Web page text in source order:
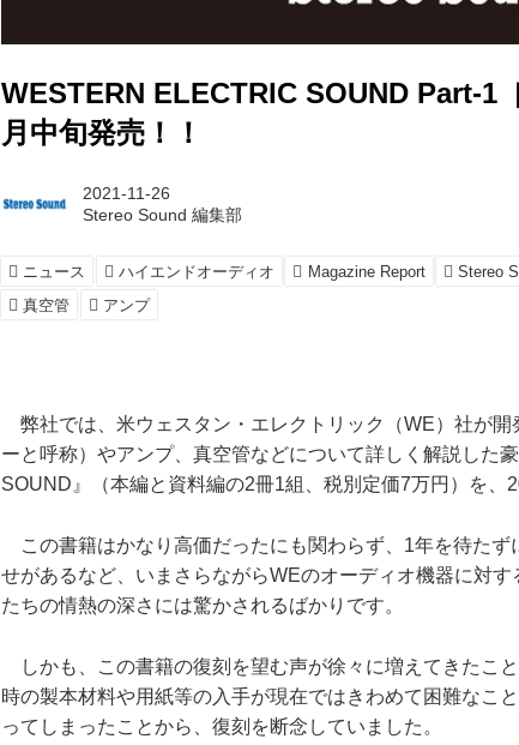
WESTERN ELECTRIC SOUND Part-1
月中旬発売！！
2021-11-26
Stereo Sound 編集部
ニュース ハイエンドオーディオ Magazine Report Stereo
真空管
アンプ
弊社では、米ウェスタン・エレクトリック（WE）社が開
ーと呼称）やアンプ、真空管などについて詳しく解説した
SOUND』（本編と資料編の2冊1組、税別定価7万円）を、
この書籍はかなり高価だったにも関わらず、1年を待たず
せがあるなど、いまさらながらWEのオーディオ機器に対
たちの情熱の深さには驚かされるばかりです。
しかも、この書籍の復刻を望む声が徐々に増えてきたこ
時の製本材料や用紙等の入手が現在ではきわめて困難なこ
ってしまったことから、復刻を断念していました。